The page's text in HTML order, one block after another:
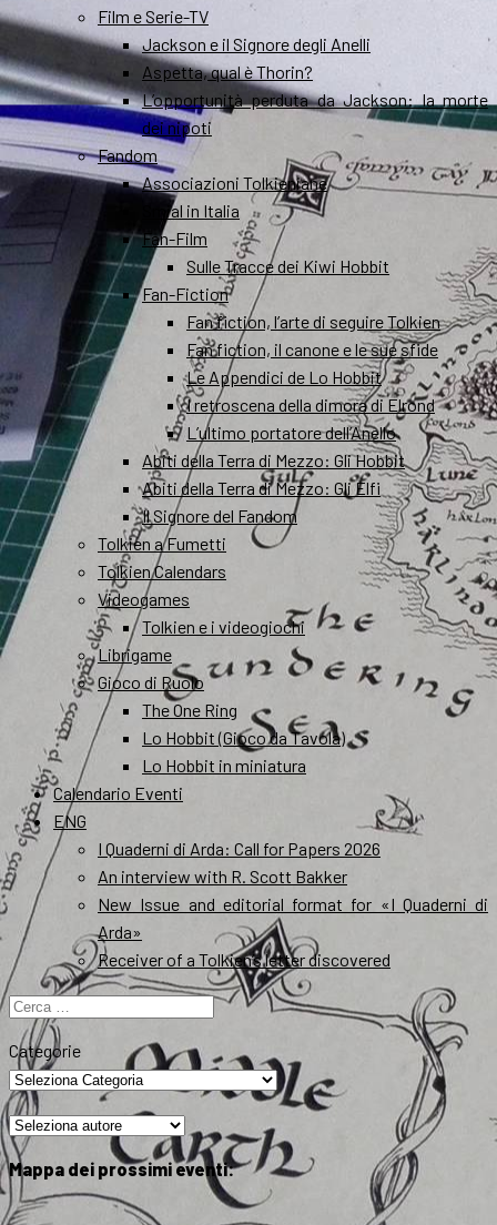
Film e Serie-TV
Jackson e il Signore degli Anelli
Aspetta, qual è Thorin?
L’opportunità perduta da Jackson: la morte
dei nipoti
Fandom
Associazioni Tolkieniane
Smial in Italia
Fan-Film
Sulle Tracce dei Kiwi Hobbit
Fan-Fiction
Fan fiction, l’arte di seguire Tolkien
Fan fiction, il canone e le sue sfide
Le Appendici de Lo Hobbit
I retroscena della dimora di Elrond
L’ultimo portatore dell’Anello
Abiti della Terra di Mezzo: Gli Hobbit
Abiti della Terra di Mezzo: Gli Elfi
Il Signore del Fandom
Tolkien a Fumetti
Tolkien Calendars
Videogames
Tolkien e i videogiochi
Librigame
Gioco di Ruolo
The One Ring
Lo Hobbit (Gioco da Tavola)
Lo Hobbit in miniatura
Calendario Eventi
ENG
I Quaderni di Arda: Call for Papers 2026
An interview with R. Scott Bakker
New Issue and editorial format for «I Quaderni di
Arda»
Receiver of a Tolkien’s letter discovered
Ricerca
per:
Categorie
Mappa dei prossimi eventi: